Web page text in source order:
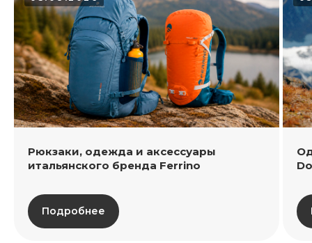
Рюкзаки, одежда и аксессуары
итальянского бренда Ferrino
Подробнее